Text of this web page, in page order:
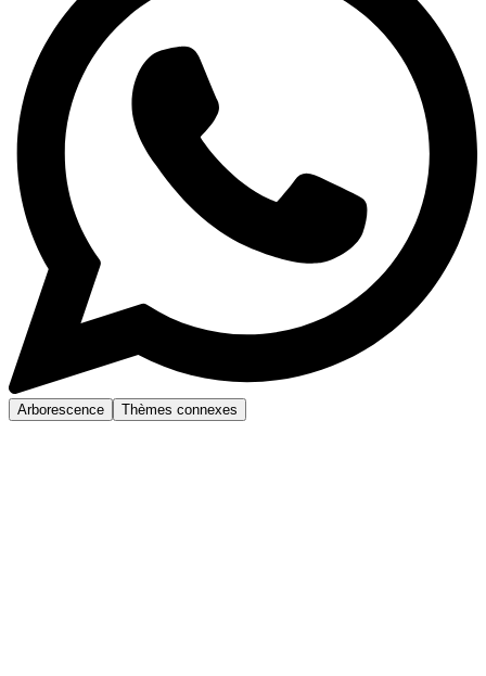
Arborescence Thèmes connexes